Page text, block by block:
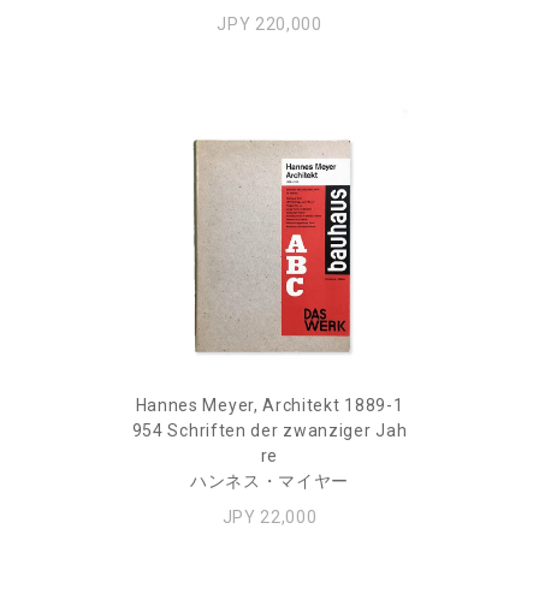
JPY 220,000
Hannes Meyer, Architekt 1889-1
954 Schriften der zwanziger Jah
re
ハンネス・マイヤー
JPY 22,000